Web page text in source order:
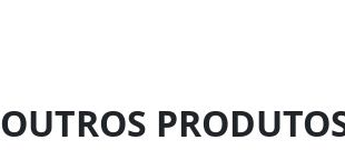
OUTROS